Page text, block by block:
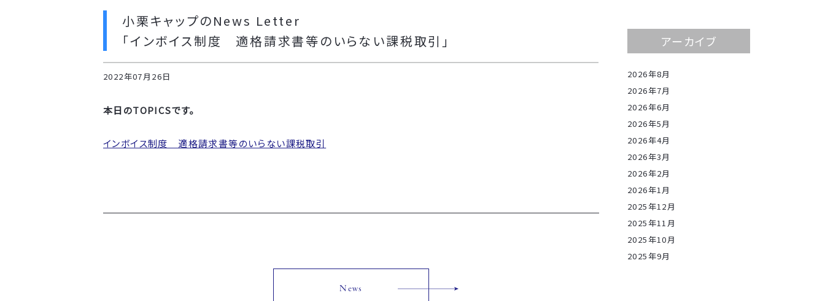
小栗キャップのNews Letter
「インボイス制度 適格請求書等のいらない課税取引」
2022年07月26日
本日のTOPICSです。
インボイス制度 適格請求書等のいらない課税取引
News
アーカイブ
2026年8月
2026年7月
2026年6月
2026年5月
2026年4月
2026年3月
2026年2月
2026年1月
2025年12月
2025年11月
2025年10月
2025年9月